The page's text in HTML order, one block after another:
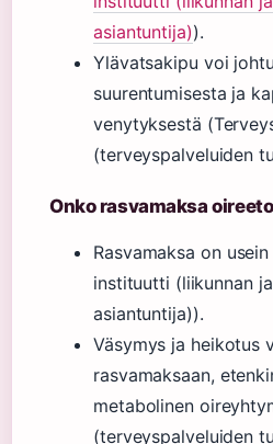
asiantuntija)).
Ylävatsakipu voi
suurentumisesta ja
venytyksestä
(terveyspalveluiden
Onko rasvamaksa
Rasvamaksa on
instituutti (liikunnan
asiantuntija)).
Väsymys ja heikotus
rasvamaksaan,
metabolinen
(terveyspalveluiden